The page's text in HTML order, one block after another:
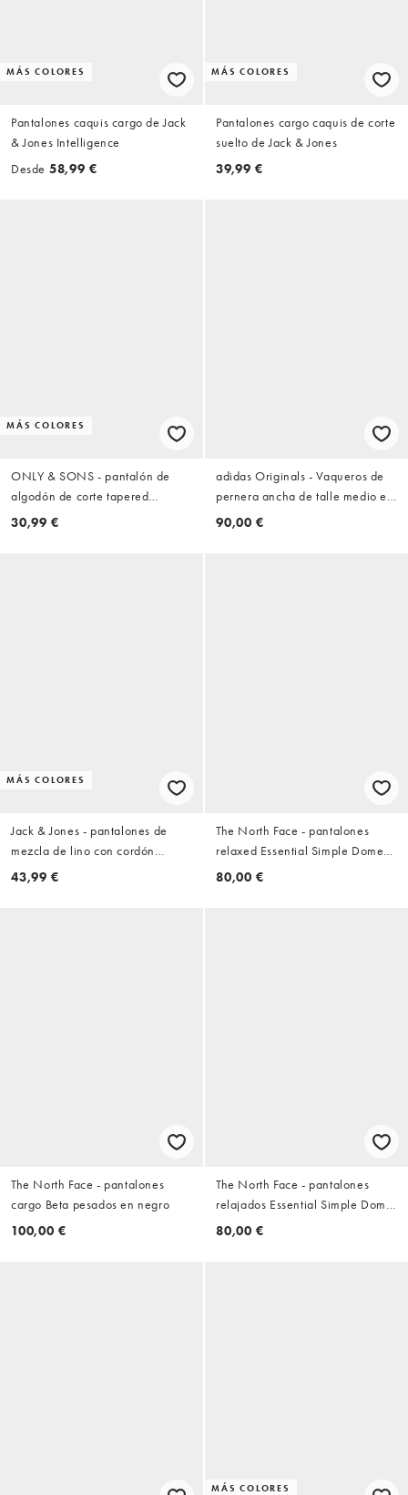
MÁS COLORES
Pantalones caquis cargo de Jack
& Jones Intelligence
Desde 58,99 €
MÁS COLORES
Pantalones cargo caquis de corte
suelto de Jack & Jones
39,99 €
MÁS COLORES
ONLY & SONS - pantalón de
algodón de corte tapered
holgado en negro
30,99 €
adidas Originals - Vaqueros de
pernera ancha de talle medio en
denim negro intenso
90,00 €
MÁS COLORES
Jack & Jones - pantalones de
mezcla de lino con cordón
ajustable en blanco
43,99 €
The North Face - pantalones
relaxed Essential Simple Dome
en negro
80,00 €
The North Face - pantalones
cargo Beta pesados en negro
100,00 €
The North Face - pantalones
relajados Essential Simple Dome
en gris
80,00 €
MÁS COLORES